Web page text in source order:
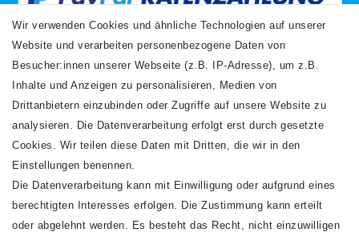
VERSANDARTEN
Newsletter
Wir verwenden Cookies und ähnliche Technologien auf unserer
Website und verarbeiten personenbezogene Daten von
Besucher:innen unserer Webseite (z.B. IP-Adresse), um z.B.
Inhalte und Anzeigen zu personalisieren, Medien von
Drittanbietern einzubinden oder Zugriffe auf unsere Website zu
analysieren. Die Datenverarbeitung erfolgt erst durch gesetzte
Cookies. Wir teilen diese Daten mit Dritten, die wir in den
Einstellungen benennen.
Die Datenverarbeitung kann mit Einwilligung oder aufgrund eines
berechtigten Interesses erfolgen. Die Zustimmung kann erteilt
oder abgelehnt werden. Es besteht das Recht, nicht einzuwilligen